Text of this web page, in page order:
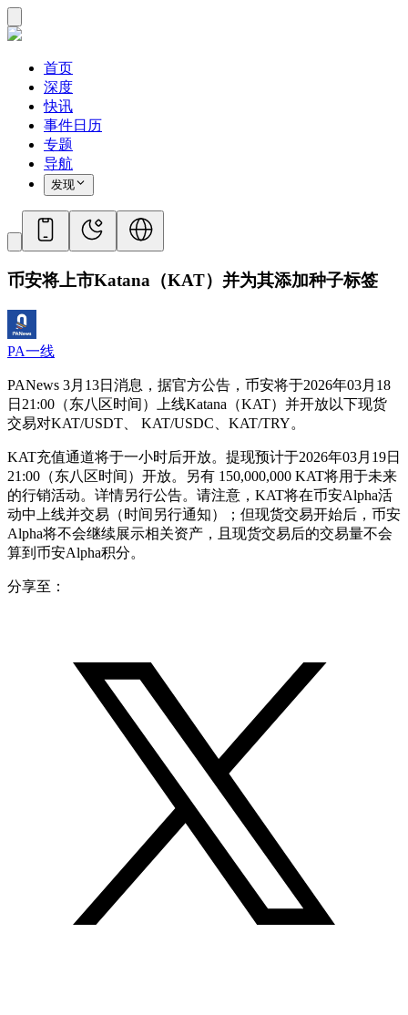
首页
深度
快讯
事件日历
专题
导航
发现
币安将上市Katana（KAT）并为其添加种子标签
PA一线
PANews 3月13日消息，据官方公告，币安将于2026年03月18
日21:00（东八区时间）上线Katana（KAT）并开放以下现货
交易对KAT/USDT、 KAT/USDC、KAT/TRY。
KAT充值通道将于一小时后开放。提现预计于2026年03月19日
21:00（东八区时间）开放。另有 150,000,000 KAT将用于未来
的行销活动。详情另行公告。请注意，KAT将在币安Alpha活
动中上线并交易（时间另行通知）；但现货交易开始后，币安
Alpha将不会继续展示相关资产，且现货交易后的交易量不会
算到币安Alpha积分。
分享至：